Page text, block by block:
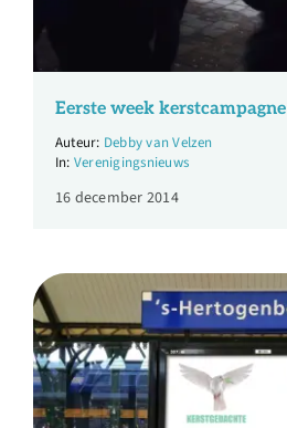
Eerste week kerstcampagne
Debby van Velzen
Verenigingsnieuws
16 december 2014